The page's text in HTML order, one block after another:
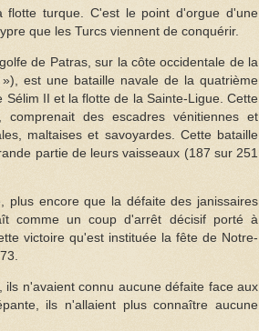
turque. C'est le point d'orgue d'une
que les Turcs viennent de conquérir.
de Patras, sur la côte occidentale de la
est une bataille navale de la quatrième
II et la flotte de la Sainte-Ligue. Cette
des escadres vénitiennes et
maltaises et savoyardes. Cette bataille
partie de leurs vaisseaux (187 sur 251
plus encore que la défaite des janissaires
comme un coup d'arrêt décisif porté à
victoire qu'est instituée la fête de Notre-
ils n'avaient connu aucune défaite face aux
ils n'allaient plus connaître aucune